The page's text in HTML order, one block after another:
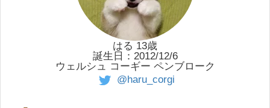
はる 13歳
誕生日：2012/12/6
ウェルシュ コーギー ペンブローク
@haru_corgi